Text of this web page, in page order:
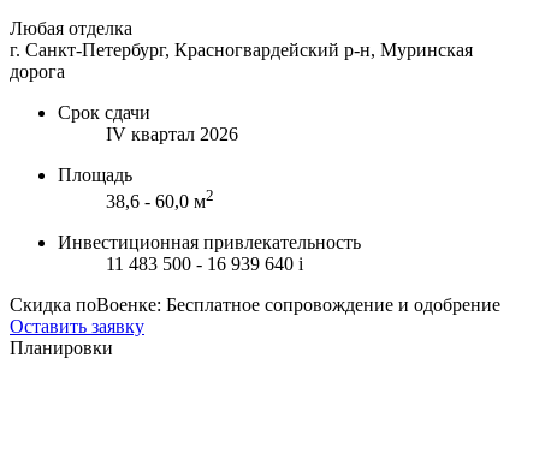
Любая отделка
г. Санкт-Петербург, Красногвардейский р-н, Муринская
дорога
Срок сдачи
IV квартал 2026
Площадь
38,6 - 60,0 м2
Инвестиционная привлекательность
11 483 500 - 16 939 640 i
Скидка поВоенке: Бесплатное сопровождение и одобрение
Оставить заявку
Планировки